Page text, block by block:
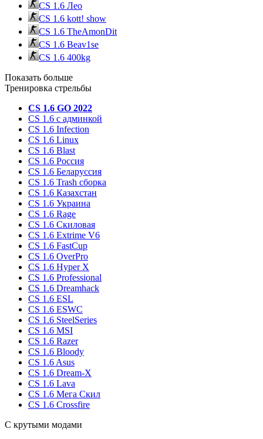
CS 1.6 Лео
CS 1.6 kott! show
CS 1.6 TheAmonDit
CS 1.6 Beav1se
CS 1.6 400kg
Показать больше
Тренировка стрельбы
CS 1.6 GO 2022
CS 1.6 с админкой
CS 1.6 Infection
CS 1.6 Linux
CS 1.6 Blast
CS 1.6 Россия
CS 1.6 Беларуссия
CS 1.6 Trash сборка
CS 1.6 Казахстан
CS 1.6 Украина
CS 1.6 Rage
CS 1.6 Скиловая
CS 1.6 Extrime V6
CS 1.6 FastCup
CS 1.6 OverPro
CS 1.6 Hyper X
CS 1.6 Professional
CS 1.6 Dreamhack
CS 1.6 ESL
CS 1.6 ESWC
CS 1.6 SteelSeries
CS 1.6 MSI
CS 1.6 Razer
CS 1.6 Bloody
CS 1.6 Asus
CS 1.6 Dream-X
CS 1.6 Lava
CS 1.6 Мега Скил
CS 1.6 Crossfire
С крутыми модами